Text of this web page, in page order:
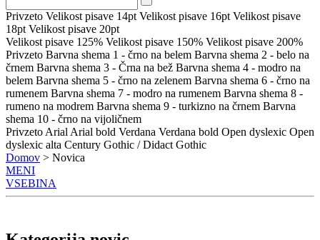
Privzeto Velikost pisave 14pt Velikost pisave 16pt Velikost pisave
18pt Velikost pisave 20pt
Velikost pisave 125% Velikost pisave 150% Velikost pisave 200%
Privzeto Barvna shema 1 - črno na belem Barvna shema 2 - belo na
črnem Barvna shema 3 - Črna na bež Barvna shema 4 - modro na
belem Barvna shema 5 - črno na zelenem Barvna shema 6 - črno na
rumenem Barvna shema 7 - modro na rumenem Barvna shema 8 -
rumeno na modrem Barvna shema 9 - turkizno na črnem Barvna
shema 10 - črno na vijoličnem
Privzeto Arial Arial bold Verdana Verdana bold Open dyslexic Open
dyslexic alta Century Gothic / Didact Gothic
Domov > Novica
MENI
VSEBINA